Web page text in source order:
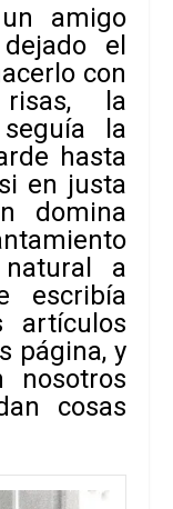
un amigo
el
con
la
la
hasta
en justa
domina
a
escribía
artículos
página, y
nosotros
cosas